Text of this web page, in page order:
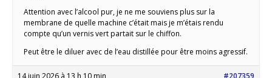
Attention avec l’alcool pur, je ne me souviens plus sur la
membrane de quelle machine c’était mais je m’étais rendu
compte qu’un vernis vert partait sur le chiffon.
Peut être le diluer avec de l’eau distillée pour être moins agressif.